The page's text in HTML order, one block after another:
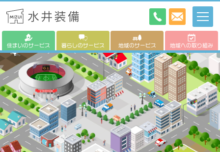
住まいのサービス 暮らしのサービス 地域のサービス 地域への取り組み